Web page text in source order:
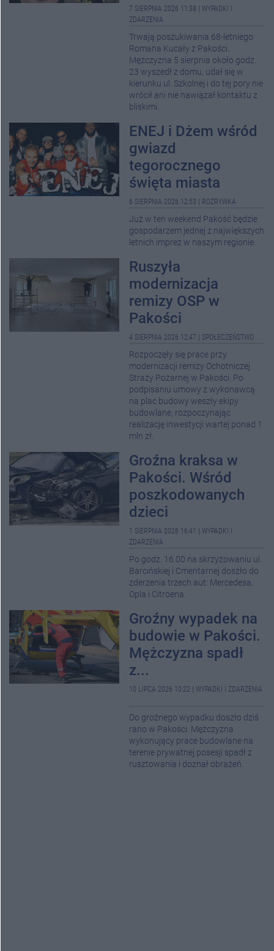
7 SIERPNIA 2026 11:38 | WYPADKI I
ZDARZENIA
Trwają poszukiwania 68-letniego
Romana Kucały z Pakości.
Mężczyzna 5 sierpnia około godz.
23 wyszedł z domu, udał się w
kierunku ul. Szkolnej i do tej pory nie
wrócił ani nie nawiązał kontaktu z
bliskimi.
ENEJ i Dżem wśród
gwiazd
tegorocznego
święta miasta
6 SIERPNIA 2026 12:53 | ROZRYWKA
Już w ten weekend Pakość będzie
gospodarzem jednej z największych
letnich imprez w naszym regionie.
Ruszyła
modernizacja
remizy OSP w
Pakości
4 SIERPNIA 2026 12:47 | SPOŁECZEŃSTWO
Rozpoczęły się prace przy
modernizacji remizy Ochotniczej
Straży Pożarnej w Pakości. Po
podpisaniu umowy z wykonawcą
na plac budowy weszły ekipy
budowlane, rozpoczynając
realizację inwestycji wartej ponad 1
mln zł.
Groźna kraksa w
Pakości. Wśród
poszkodowanych
dzieci
1 SIERPNIA 2026 16:41 | WYPADKI I
ZDARZENIA
Po godz. 16.00 na skrzyżowaniu ul.
Barcińskiej i Cmentarnej doszło do
zderzenia trzech aut: Mercedesa,
Opla i Citroena.
Groźny wypadek na
budowie w Pakości.
Mężczyzna spadł
z...
10 LIPCA 2026 10:22 | WYPADKI I ZDARZENIA
Do groźnego wypadku doszło dziś
rano w Pakości. Mężczyzna
wykonujący prace budowlane na
terenie prywatnej posesji spadł z
rusztowania i doznał obrażeń.